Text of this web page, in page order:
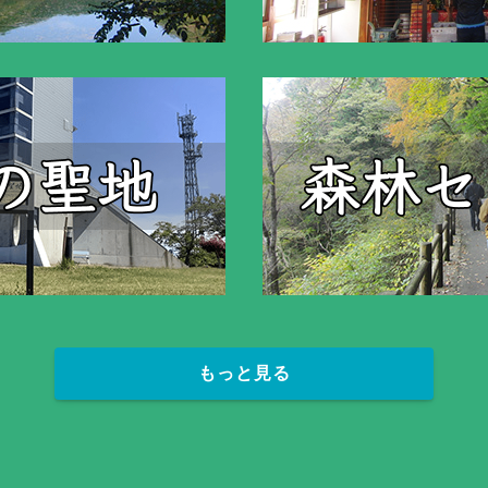
もっと見る